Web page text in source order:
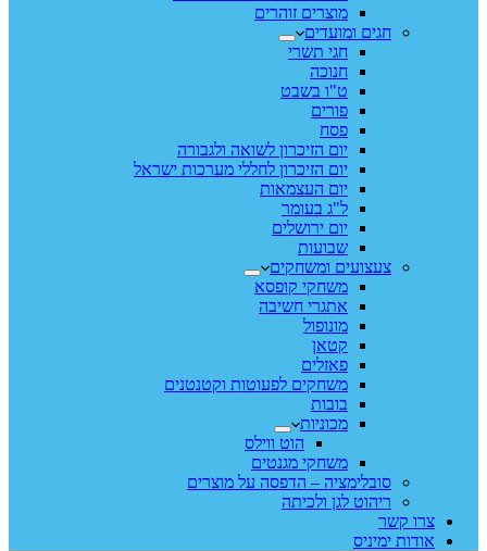
מוצרים זוהרים
חגים ומועדים
חגי תשרי
חנוכה
ט"ו בשבט
פורים
פסח
יום הזיכרון לשואה ולגבורה
יום הזיכרון לחללי מערכות ישראל
יום העצמאות
ל"ג בעומר
יום ירושלים
שבועות
צעצועים ומשחקים
משחקי קופסא
אתגרי חשיבה
מונופול
קטאן
פאזלים
משחקים לפעוטות וקטנטנים
בובות
מכוניות
הוט ווילס
משחקי מגנטים
סובלימציה – הדפסה על מוצרים
ריהוט לגן ולכיתה
צרו קשר
אודות ימיניס